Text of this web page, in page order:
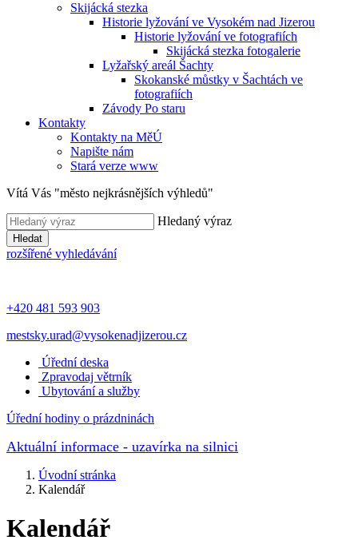
Skijácká stezka
Historie lyžování ve Vysokém nad Jizerou
Historie lyžování ve fotografiích
Skijácká stezka fotogalerie
Lyžařský areál Šachty
Skokanské můstky v Šachtách ve
fotografiích
Závody Po staru
Kontakty
Kontakty na MěÚ
Napište nám
Stará verze www
Vítá Vás "město nejkrásnějších výhledů"
Hledaný výraz
Hledat
rozšířené vyhledávání
+420 481 593 903
mestsky.urad@vysokenadjizerou.cz
Úřední deska
Zpravodaj větrník
Ubytování a služby
Úřední hodiny o prázdninách
Aktuální informace - uzavírka na silnici
Úvodní stránka
Kalendář
Kalendář